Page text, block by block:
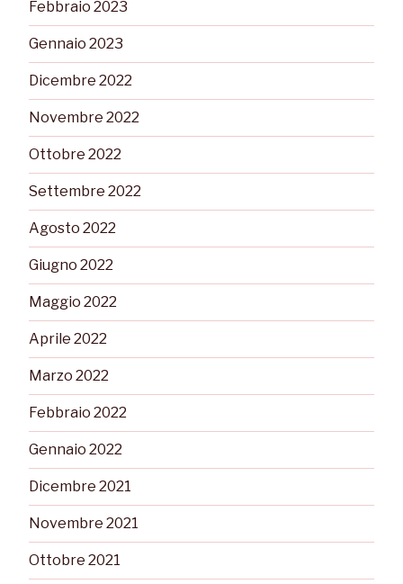
Febbraio 2023
Gennaio 2023
Dicembre 2022
Novembre 2022
Ottobre 2022
Settembre 2022
Agosto 2022
Giugno 2022
Maggio 2022
Aprile 2022
Marzo 2022
Febbraio 2022
Gennaio 2022
Dicembre 2021
Novembre 2021
Ottobre 2021